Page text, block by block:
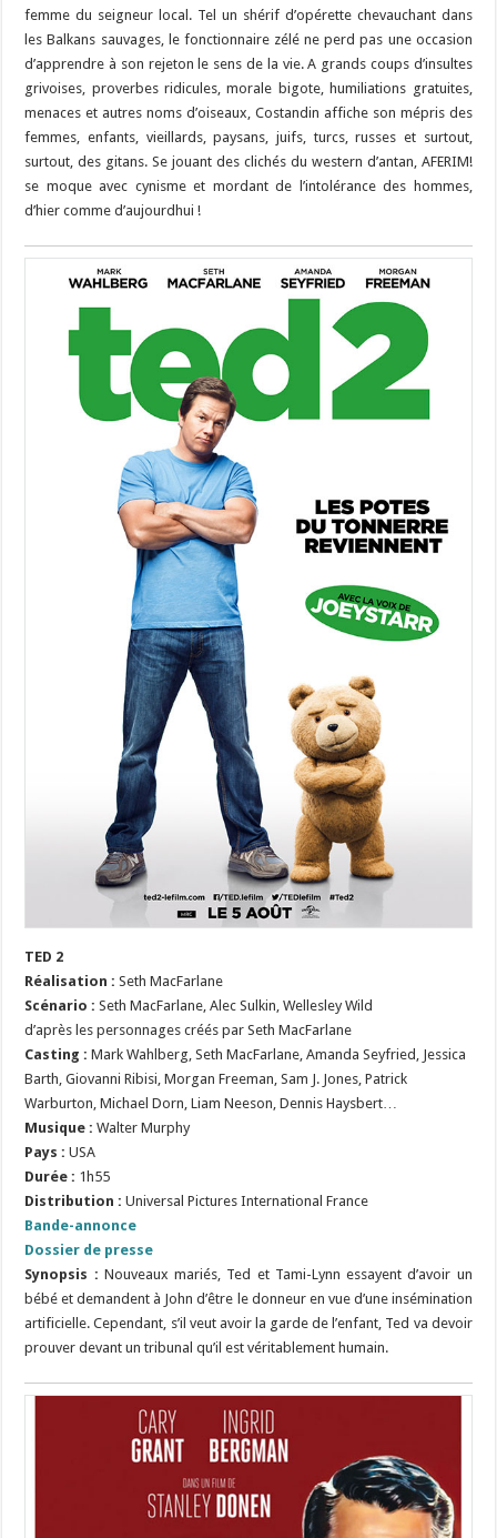
femme du seigneur local. Tel un shérif d’opérette chevauchant dans
les Balkans sauvages, le fonctionnaire zélé ne perd pas une occasion
d’apprendre à son rejeton le sens de la vie. A grands coups d’insultes
grivoises, proverbes ridicules, morale bigote, humiliations gratuites,
menaces et autres noms d’oiseaux, Costandin affiche son mépris des
femmes, enfants, vieillards, paysans, juifs, turcs, russes et surtout,
surtout, des gitans. Se jouant des clichés du western d’antan, AFERIM!
se moque avec cynisme et mordant de l’intolérance des hommes,
d’hier comme d’aujourdhui !
TED 2
Réalisation :Seth MacFarlane
Scénario :Seth MacFarlane, Alec Sulkin, Wellesley Wild
d’après les personnages créés par Seth MacFarlane
Casting :Mark Wahlberg, Seth MacFarlane, Amanda Seyfried, Jessica
Barth, Giovanni Ribisi, Morgan Freeman, Sam J. Jones, Patrick
Warburton, Michael Dorn, Liam Neeson, Dennis Haysbert…
Musique :Walter Murphy
Pays :USA
Durée : 1h55
Distribution :Universal Pictures International France
Bande-annonce
Dossier de presse
Synopsis : Nouveaux mariés, Ted et Tami-Lynn essayent d’avoir un
bébé et demandent à John d’être le donneur en vue d’une insémination
artificielle. Cependant, s’il veut avoir la garde de l’enfant, Ted va devoir
prouver devant un tribunal qu’il est véritablement humain.